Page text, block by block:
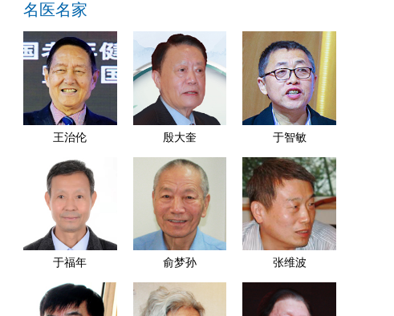
名医名家
王治伦 殷大奎 于智敏
于福年 俞梦孙 张维波